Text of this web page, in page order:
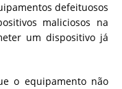
defeituosos
maliciosos na
um dispositivo já
o equipamento não